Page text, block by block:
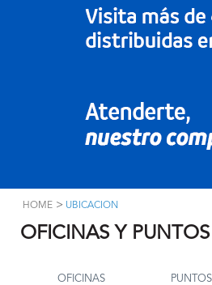
HOME > UBICACION
OFICINAS Y
OFICINAS